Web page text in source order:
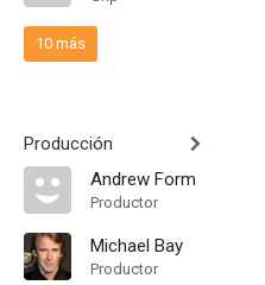
10 más
Producción
Andrew Form
Productor
Michael Bay
Productor